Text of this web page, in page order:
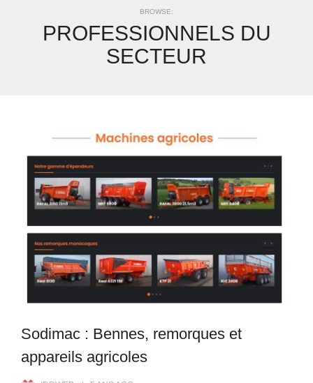
BROWSE:
PROFESSIONNELS DU
SECTEUR
Sodimac : Bennes, remorques et
appareils agricoles